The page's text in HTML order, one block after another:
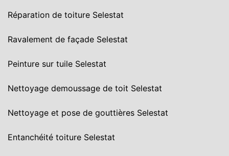
Réparation de toiture Selestat
Ravalement de façade Selestat
Peinture sur tuile Selestat
Nettoyage demoussage de toit Selestat
Nettoyage et pose de gouttières Selestat
Entanchéité toiture Selestat